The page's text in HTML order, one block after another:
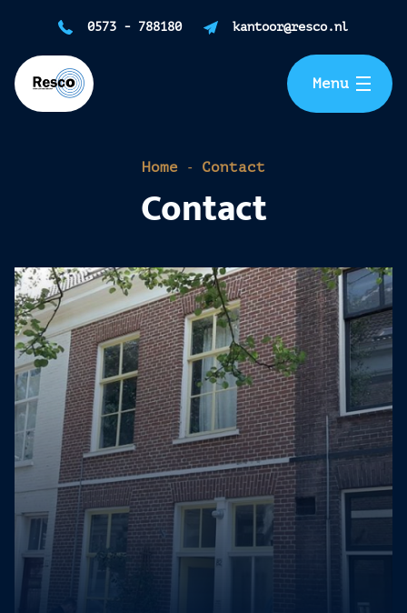
0573 - 788180 kantoor@resco.nl
Menu
Impregneren
Isoleren
Over ons
Blogs & nieuws
FAQ
Contact
Offerte aanvragen
Binnen 24 uur reactie.
Home - Contact
Contact